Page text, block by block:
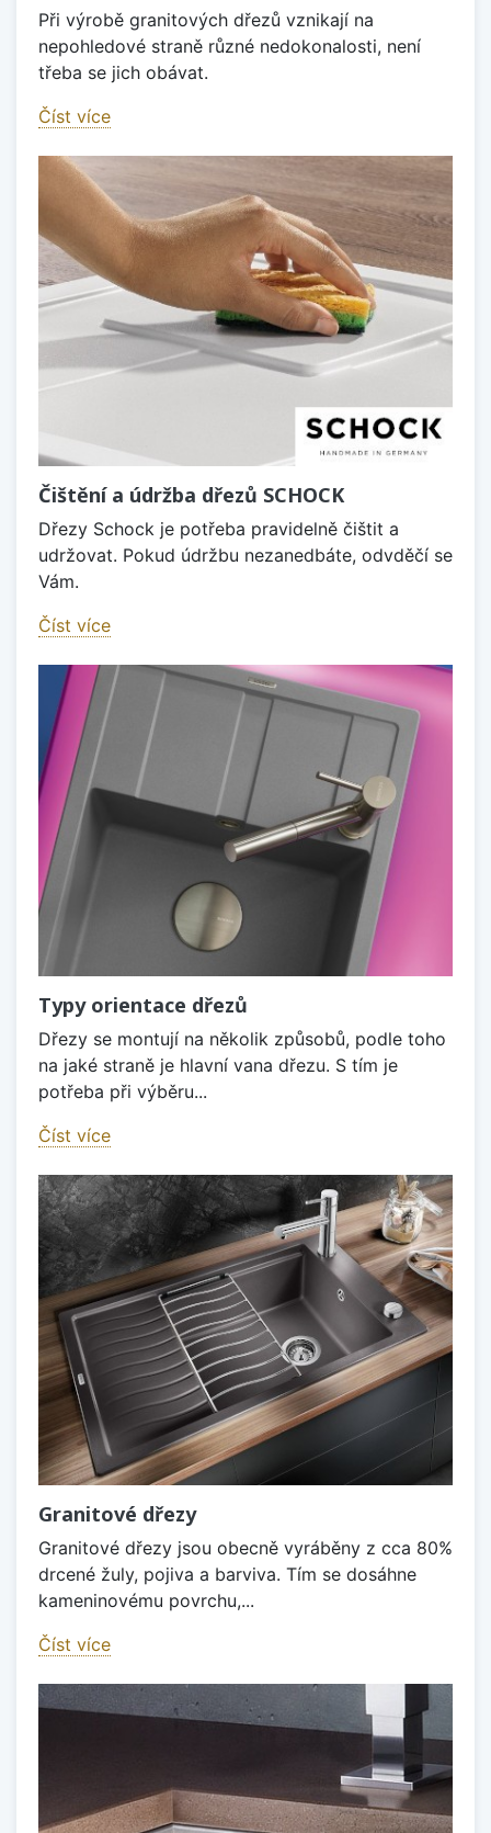
Při výrobě granitových dřezů vznikají na
nepohledové straně různé nedokonalosti, není
třeba se jich obávat.
Číst více
Čištění a údržba dřezů SCHOCK
Dřezy Schock je potřeba pravidelně čištit a
udržovat. Pokud údržbu nezanedbáte, odvděčí se
Vám.
Číst více
Typy orientace dřezů
Dřezy se montují na několik způsobů, podle toho
na jaké straně je hlavní vana dřezu. S tím je
potřeba při výběru...
Číst více
Granitové dřezy
Granitové dřezy jsou obecně vyráběny z cca 80%
drcené žuly, pojiva a barviva. Tím se dosáhne
kameninovému povrchu,...
Číst více